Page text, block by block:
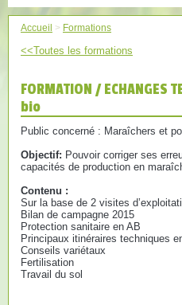
Accueil > Formations
<<Toutes les formations
FORMATION /
bio
Public concerné : Maraîchers et
Objectif: Pouvoir corriger ses
capacités de production en
Contenu :
Sur la base de 2 visites
Bilan de campagne 2015
Protection sanitaire en AB
Principaux itinéraires techniques
Conseils variétaux
Fertilisation
Travail du sol